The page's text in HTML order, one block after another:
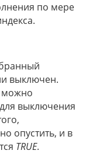
по мере
выключен.
можно
выключения
опустить, и в
TRUE.